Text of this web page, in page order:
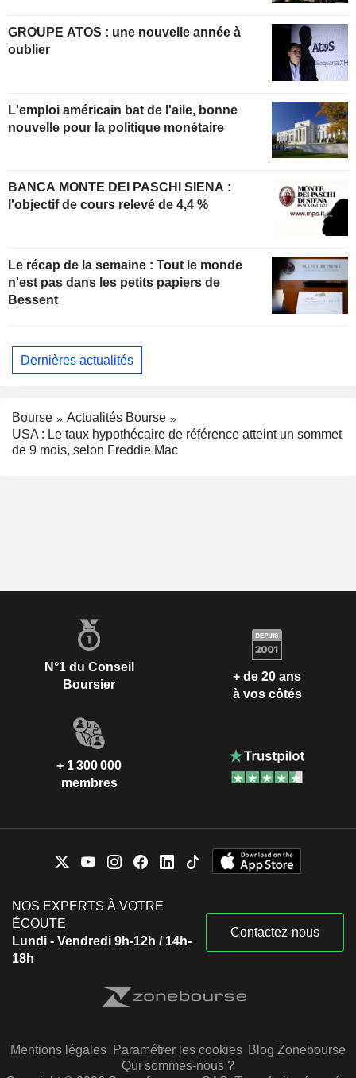
GROUPE ATOS : une nouvelle année à
oublier
L'emploi américain bat de l'aile, bonne
nouvelle pour la politique monétaire
BANCA MONTE DEI PASCHI SIENA :
l'objectif de cours relevé de 4,4 %
Le récap de la semaine : Tout le monde
n'est pas dans les petits papiers de
Bessent
Dernières actualités
Bourse
Actualités Bourse
USA : Le taux hypothécaire de référence atteint un sommet
de 9 mois, selon Freddie Mac
N°1 du Conseil
Boursier
+ de 20 ans
à vos côtés
+ 1 300 000
membres
NOS EXPERTS À VOTRE
ÉCOUTE
Lundi - Vendredi 9h-12h / 14h-
18h
Contactez-nous
Mentions légales Paramétrer les cookies Blog Zonebourse
Qui sommes-nous ?